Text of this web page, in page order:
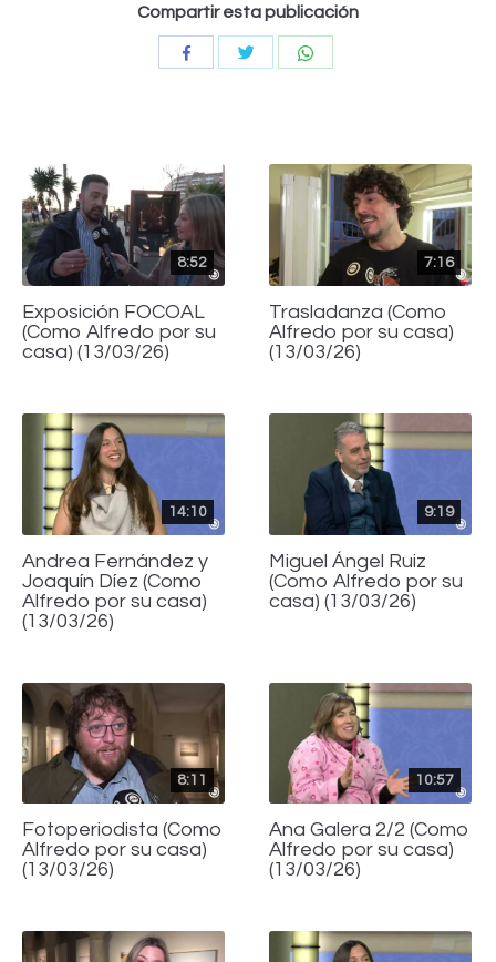
Compartir esta publicación
CompartirCompartir
8:52
Exposición FOCOAL
(Como Alfredo por su
casa) (13/03/26)
7:16
Trasladanza (Como
Alfredo por su casa)
(13/03/26)
14:10
Andrea Fernández y
Joaquín Díez (Como
Alfredo por su casa)
(13/03/26)
9:19
Miguel Ángel Ruiz
(Como Alfredo por su
casa) (13/03/26)
8:11
Fotoperiodista (Como
Alfredo por su casa)
(13/03/26)
10:57
Ana Galera 2/2 (Como
Alfredo por su casa)
(13/03/26)